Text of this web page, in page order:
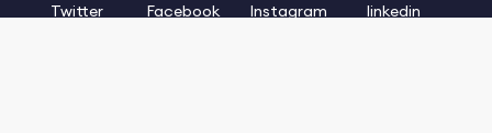
Twitter Facebook Instagram linkedin